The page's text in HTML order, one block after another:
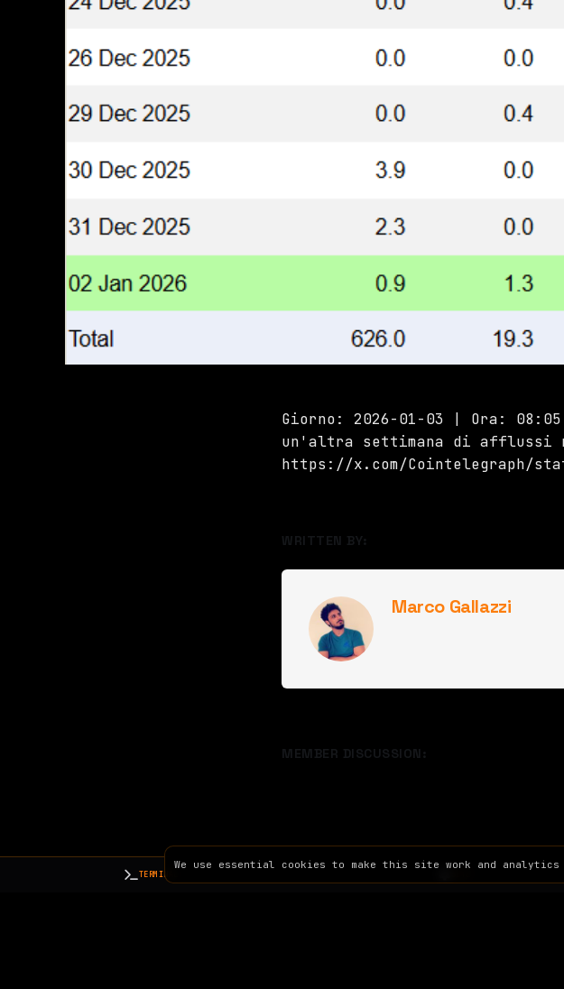
TERMINAL
Giorno: 2026-01-03 | Ora:
un'altra settimana di afflussi
https://x.com/Cointelegraph/
WRITTEN BY:
Marco Gallazzi
MEMBER DISCUSSION:
We use essential cookies to make this site work and analytics